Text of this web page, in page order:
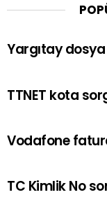
Yargıtay
TTNET kota
Vodafone
TC Kimlik No